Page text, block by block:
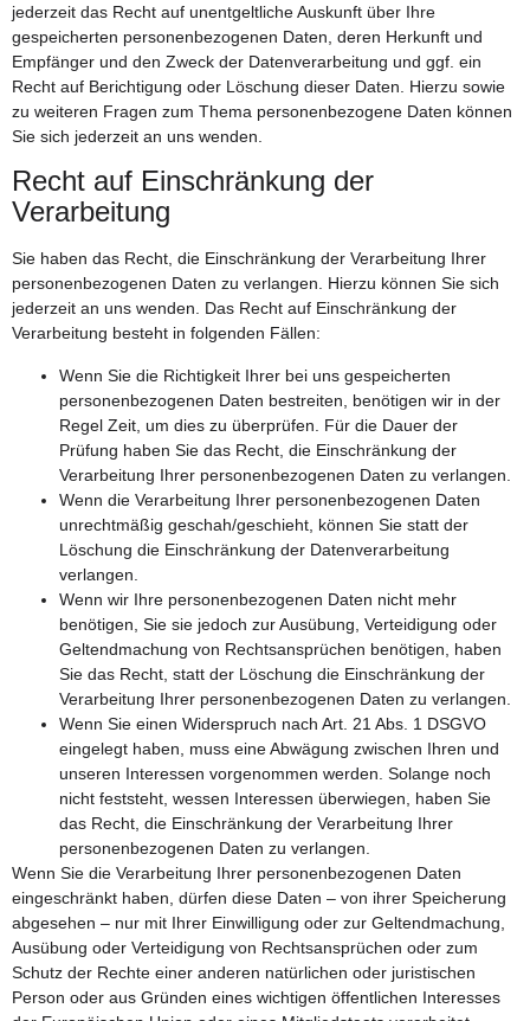
jederzeit das Recht auf unentgeltliche Auskunft über Ihre
gespeicherten personenbezogenen Daten, deren Herkunft und
Empfänger und den Zweck der Datenverarbeitung und ggf. ein
Recht auf Berichtigung oder Löschung dieser Daten. Hierzu sowie
zu weiteren Fragen zum Thema personenbezogene Daten können
Sie sich jederzeit an uns wenden.
Recht auf Einschränkung der
Verarbeitung
Sie haben das Recht, die Einschränkung der Verarbeitung Ihrer
personenbezogenen Daten zu verlangen. Hierzu können Sie sich
jederzeit an uns wenden. Das Recht auf Einschränkung der
Verarbeitung besteht in folgenden Fällen:
Wenn Sie die Richtigkeit Ihrer bei uns gespeicherten
personenbezogenen Daten bestreiten, benötigen wir in der
Regel Zeit, um dies zu überprüfen. Für die Dauer der
Prüfung haben Sie das Recht, die Einschränkung der
Verarbeitung Ihrer personenbezogenen Daten zu verlangen.
Wenn die Verarbeitung Ihrer personenbezogenen Daten
unrechtmäßig geschah/geschieht, können Sie statt der
Löschung die Einschränkung der Datenverarbeitung
verlangen.
Wenn wir Ihre personenbezogenen Daten nicht mehr
benötigen, Sie sie jedoch zur Ausübung, Verteidigung oder
Geltendmachung von Rechtsansprüchen benötigen, haben
Sie das Recht, statt der Löschung die Einschränkung der
Verarbeitung Ihrer personenbezogenen Daten zu verlangen.
Wenn Sie einen Widerspruch nach Art. 21 Abs. 1 DSGVO
eingelegt haben, muss eine Abwägung zwischen Ihren und
unseren Interessen vorgenommen werden. Solange noch
nicht feststeht, wessen Interessen überwiegen, haben Sie
das Recht, die Einschränkung der Verarbeitung Ihrer
personenbezogenen Daten zu verlangen.
Wenn Sie die Verarbeitung Ihrer personenbezogenen Daten
eingeschränkt haben, dürfen diese Daten – von ihrer Speicherung
abgesehen – nur mit Ihrer Einwilligung oder zur Geltendmachung,
Ausübung oder Verteidigung von Rechtsansprüchen oder zum
Schutz der Rechte einer anderen natürlichen oder juristischen
Person oder aus Gründen eines wichtigen öffentlichen Interesses